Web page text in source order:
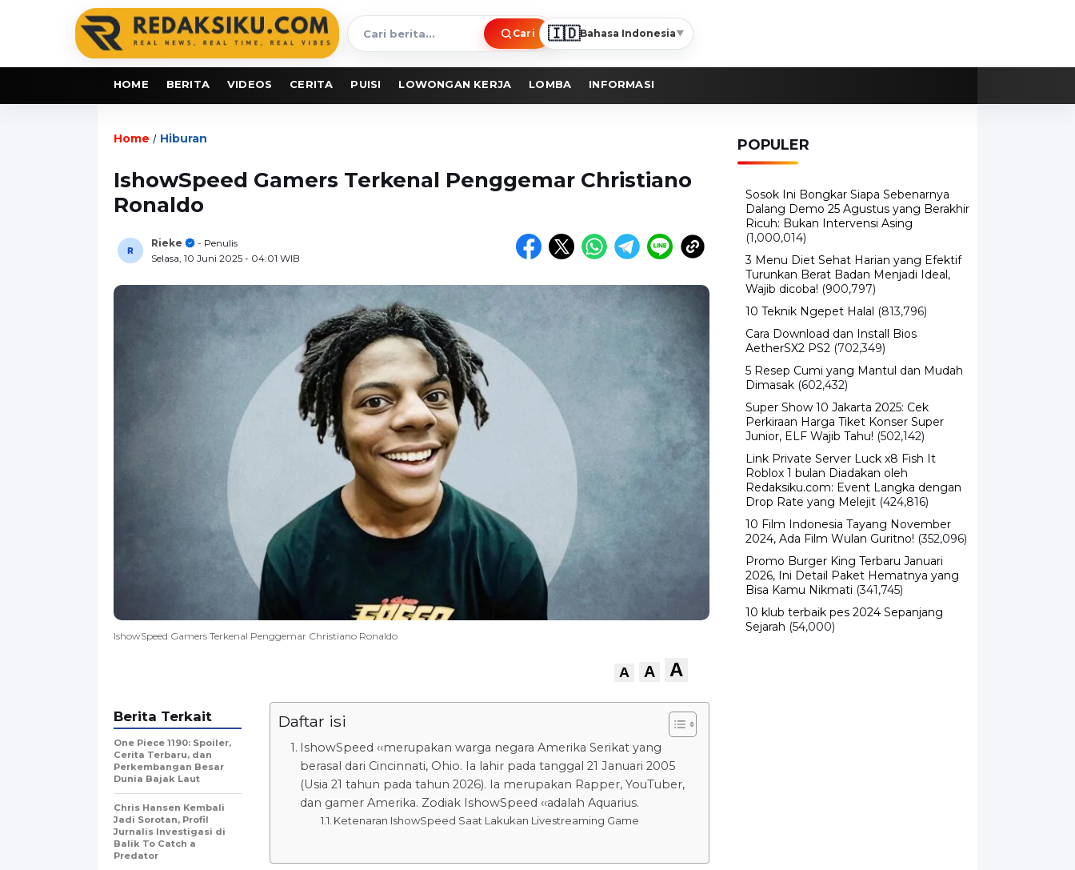
Cari
berita
Cari 🇮🇩Bahasa Indonesia▼
HOME BERITA VIDEOS CERITA PUISI LOWONGAN KERJA LOMBA INFORMASI
Home / Hiburan
IshowSpeed Gamers Terkenal Penggemar Christiano
Ronaldo
Rieke
- Penulis
Selasa, 10 Juni 2025 - 04:01 WIB
IshowSpeed Gamers Terkenal Penggemar Christiano Ronaldo
A A A
Daftar isi
IshowSpeed ‹‹merupakan warga negara Amerika Serikat yang
berasal dari Cincinnati, Ohio. Ia lahir pada tanggal 21 Januari 2005
(Usia 21 tahun pada tahun 2026). Ia merupakan Rapper, YouTuber,
dan gamer Amerika. Zodiak IshowSpeed ‹‹adalah Aquarius.
Ketenaran IshowSpeed Saat Lakukan Livestreaming Game
Berita Terkait
One Piece 1190: Spoiler,
Cerita Terbaru, dan
Perkembangan Besar
Dunia Bajak Laut
Chris Hansen Kembali
Jadi Sorotan, Profil
Jurnalis Investigasi di
Balik To Catch a
Predator
POPULER
Sosok Ini Bongkar Siapa Sebenarnya
Dalang Demo 25 Agustus yang Berakhir
Ricuh: Bukan Intervensi Asing
(1,000,014)
3 Menu Diet Sehat Harian yang Efektif
Turunkan Berat Badan Menjadi Ideal,
Wajib dicoba! (900,797)
10 Teknik Ngepet Halal (813,796)
Cara Download dan Install Bios
AetherSX2 PS2 (702,349)
5 Resep Cumi yang Mantul dan Mudah
Dimasak (602,432)
Super Show 10 Jakarta 2025: Cek
Perkiraan Harga Tiket Konser Super
Junior, ELF Wajib Tahu! (502,142)
Link Private Server Luck x8 Fish It
Roblox 1 bulan Diadakan oleh
Redaksiku.com: Event Langka dengan
Drop Rate yang Melejit (424,816)
10 Film Indonesia Tayang November
2024, Ada Film Wulan Guritno! (352,096)
Promo Burger King Terbaru Januari
2026, Ini Detail Paket Hematnya yang
Bisa Kamu Nikmati (341,745)
10 klub terbaik pes 2024 Sepanjang
Sejarah (54,000)